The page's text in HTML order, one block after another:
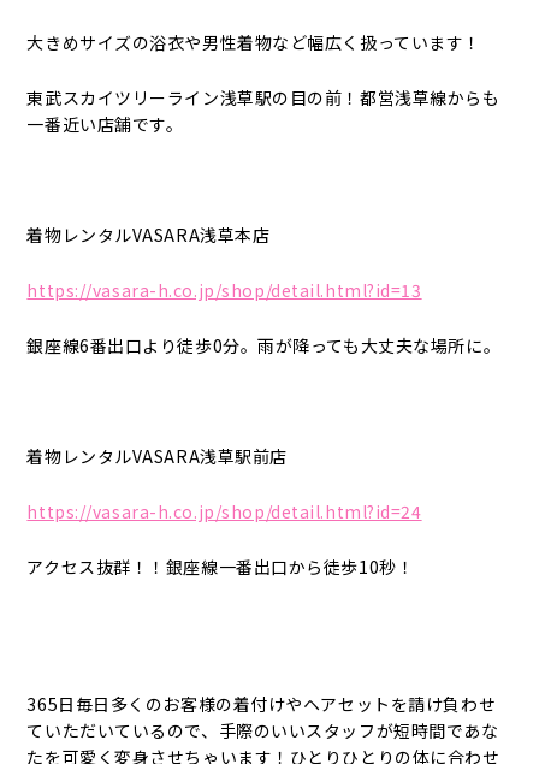
大きめサイズの浴衣や男性着物など幅広く扱っています！
東武スカイツリーライン浅草駅の目の前！都営浅草線からも
一番近い店舗です。
着物レンタルVASARA浅草本店
https://vasara-h.co.jp/shop/detail.html?id=13
銀座線6番出口より徒歩0分。雨が降っても大丈夫な場所に。
着物レンタルVASARA浅草駅前店
https://vasara-h.co.jp/shop/detail.html?id=24
アクセス抜群！！銀座線一番出口から徒歩10秒！
365日毎日多くのお客様の着付けやヘアセットを請け負わせ
ていただいているので、手際のいいスタッフが短時間であな
たを可愛く変身させちゃいます！ひとりひとりの体に合わせ